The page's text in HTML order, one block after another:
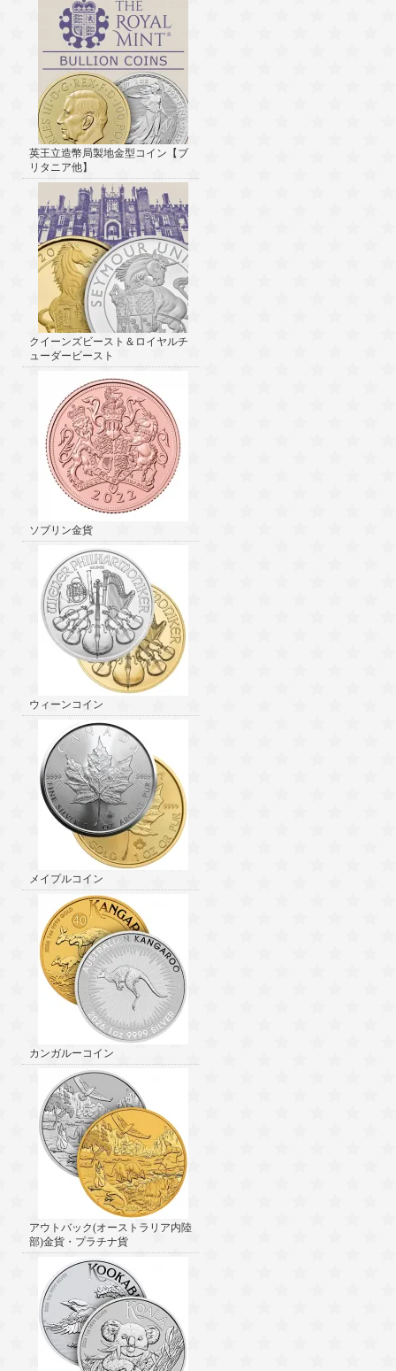
英王立造幣局製地金型コイン【ブ
リタニア他】
クイーンズビースト＆ロイヤルチ
ューダービースト
ソブリン金貨
ウィーンコイン
メイプルコイン
カンガルーコイン
アウトバック(オーストラリア内陸
部)金貨・プラチナ貨